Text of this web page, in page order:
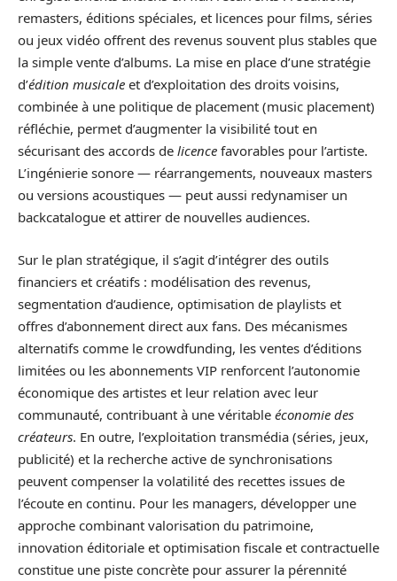
remasters, éditions spéciales, et licences pour films, séries
ou jeux vidéo offrent des revenus souvent plus stables que
la simple vente d’albums. La mise en place d’une stratégie
d’édition musicale et d’exploitation des droits voisins,
combinée à une politique de placement (music placement)
réfléchie, permet d’augmenter la visibilité tout en
sécurisant des accords de licence favorables pour l’artiste.
L’ingénierie sonore — réarrangements, nouveaux masters
ou versions acoustiques — peut aussi redynamiser un
backcatalogue et attirer de nouvelles audiences.
Sur le plan stratégique, il s’agit d’intégrer des outils
financiers et créatifs : modélisation des revenus,
segmentation d’audience, optimisation de playlists et
offres d’abonnement direct aux fans. Des mécanismes
alternatifs comme le crowdfunding, les ventes d’éditions
limitées ou les abonnements VIP renforcent l’autonomie
économique des artistes et leur relation avec leur
communauté, contribuant à une véritable économie des
créateurs. En outre, l’exploitation transmédia (séries, jeux,
publicité) et la recherche active de synchronisations
peuvent compenser la volatilité des recettes issues de
l’écoute en continu. Pour les managers, développer une
approche combinant valorisation du patrimoine,
innovation éditoriale et optimisation fiscale et contractuelle
constitue une piste concrète pour assurer la pérennité